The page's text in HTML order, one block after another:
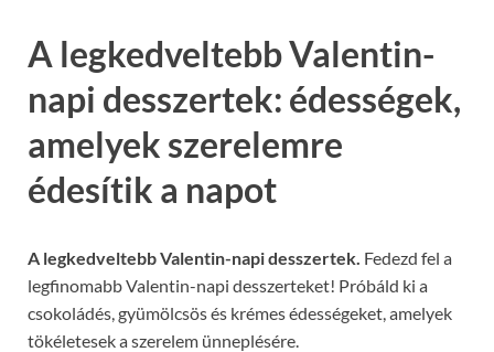
A legkedveltebb Valentin-
napi desszertek: édességek,
amelyek szerelemre
édesítik a napot
A legkedveltebb Valentin-napi desszertek. Fedezd fel a
legfinomabb Valentin-napi desszerteket! Próbáld ki a
csokoládés, gyümölcsös és krémes édességeket, amelyek
tökéletesek a szerelem ünneplésére.